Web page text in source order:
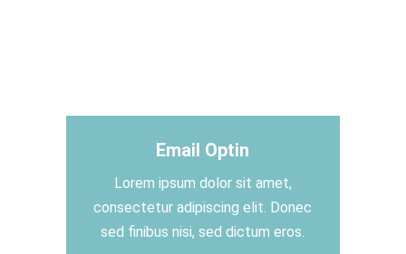
Email Optin
Lorem ipsum dolor sit amet,
consectetur adipiscing elit. Donec
sed finibus nisi, sed dictum eros.